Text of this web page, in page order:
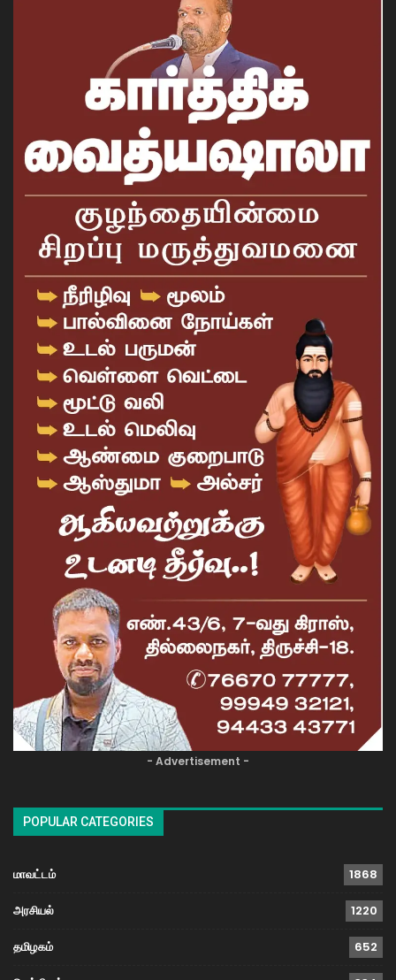
- Advertisement -
POPULAR CATEGORIES
மாவட்டம் 1868
அரசியல் 1220
தமிழகம் 652